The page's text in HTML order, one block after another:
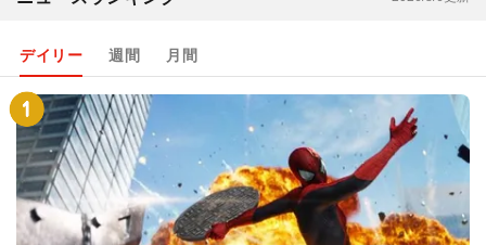
デイリー 週間 月間